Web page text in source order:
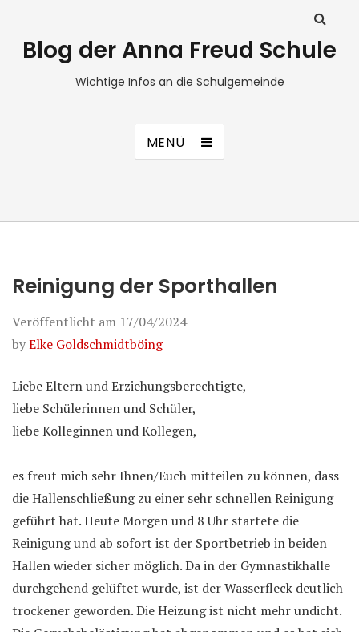
Blog der Anna Freud Schule
Wichtige Infos an die Schulgemeinde
MENÜ
Reinigung der Sporthallen
Veröffentlicht am 17/04/2024
byElke Goldschmidtböing
Liebe Eltern und Erziehungsberechtigte,
liebe Schülerinnen und Schüler,
liebe Kolleginnen und Kollegen,
es freut mich sehr Ihnen/Euch mitteilen zu können, dass
die Hallenschließung zu einer sehr schnellen Reinigung
geführt hat. Heute Morgen und 8 Uhr startete die
Reinigung und ab sofort ist der Sportbetrieb in beiden
Hallen wieder sicher möglich. Da in der Gymnastikhalle
durchgehend gelüftet wurde, ist der Wasserfleck deutlich
trockener geworden. Die Heizung ist nicht mehr undicht.